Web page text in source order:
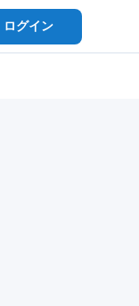
ログイン